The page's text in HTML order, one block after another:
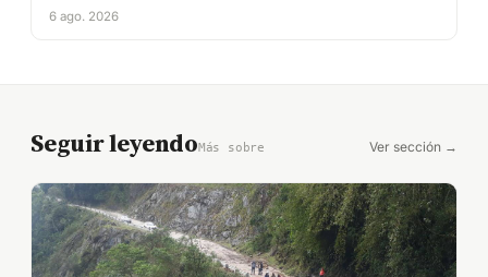
6 ago. 2026
Seguir leyendoMás sobre Ver sección →